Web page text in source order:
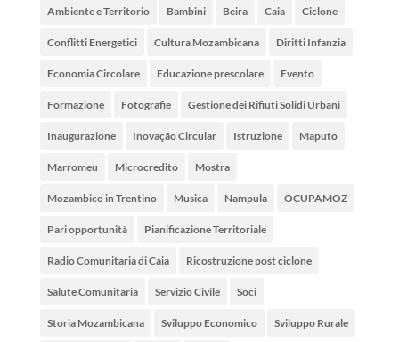
Ambiente e Territorio Bambini Beira Caia Ciclone
Conflitti Energetici Cultura Mozambicana Diritti Infanzia
Economia Circolare Educazione prescolare Evento
Formazione Fotografie Gestione dei Rifiuti Solidi Urbani
Inaugurazione Inovação Circular Istruzione Maputo
Marromeu Microcredito Mostra
Mozambico in Trentino Musica Nampula OCUPAMOZ
Pari opportunità Pianificazione Territoriale
Radio Comunitaria di Caia Ricostruzione post ciclone
Salute Comunitaria Servizio Civile Soci
Storia Mozambicana Sviluppo Economico Sviluppo Rurale